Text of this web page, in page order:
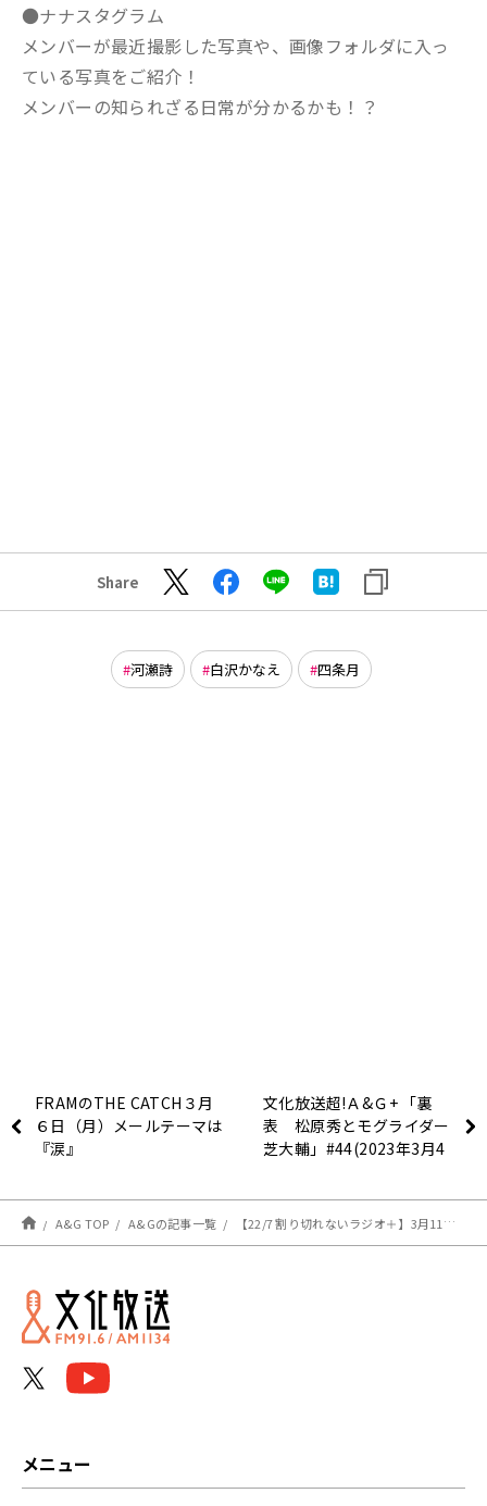
●ナナスタグラム
メンバーが最近撮影した写真や、画像フォルダに入っ
ている写真をご紹介！
メンバーの知られざる日常が分かるかも！？
Share
河瀬詩 白沢かなえ 四条月
FRAMのTHE CATCH３月
６日（月）メールテーマは
『涙』
文化放送超!Ａ&Ｇ+ 「裏
表 松原秀とモグライダー
芝大輔」#44(2023年3月4
A&G TOP A&Gの記事一覧 【22/7 割り切れないラジオ＋】3月11日・3月18日出演者のお知らせ
メニュー